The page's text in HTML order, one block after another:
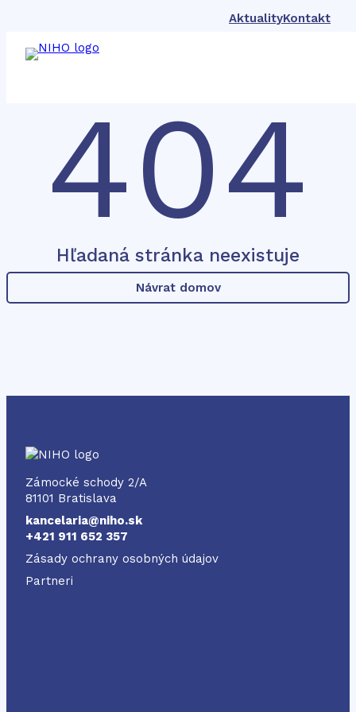
AktualityKontakt
404
Hľadaná stránka neexistuje
Návrat domov
NIHO
Zámocké schody 2/A
81101 Bratislava
kancelaria@niho.sk
+421 911 652 357
Zásady ochrany osobných údajov
Partneri